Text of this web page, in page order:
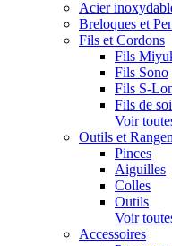
Acier
Breloques et
Fils et Cordons
Fils
Fils Sono
Fils S-
Fils de
Voir
Outils et
Pinces
Aiguilles
Colles
Outils
Voir
Accessoires